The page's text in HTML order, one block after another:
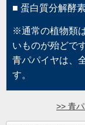
■ 蛋白質分解酵
※通常の植物類
いものが殆どです
青パパイヤは、
す。
>> 青